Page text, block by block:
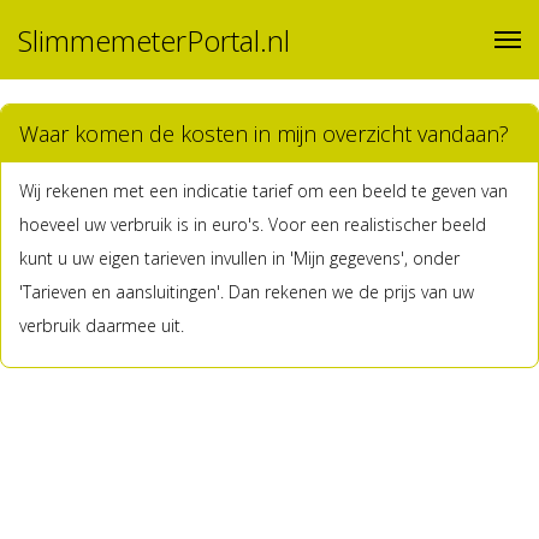
SlimmemeterPortal.nl
Waar komen de kosten in mijn overzicht vandaan?
Wij rekenen met een indicatie tarief om een beeld te geven van
hoeveel uw verbruik is in euro's. Voor een realistischer beeld
kunt u uw eigen tarieven invullen in 'Mijn gegevens', onder
'Tarieven en aansluitingen'. Dan rekenen we de prijs van uw
verbruik daarmee uit.